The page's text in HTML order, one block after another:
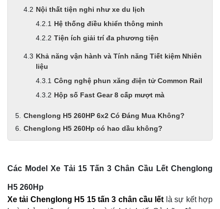
Nội thất tiện nghi như xe du lịch
Hệ thống điều khiển thông minh
Tiện ích giải trí đa phương tiện
Khả năng vận hành và Tính năng Tiết kiệm Nhiên
liệu
Công nghệ phun xăng điện tử Common Rail
Hộp số Fast Gear 8 cấp mượt mà
Chenglong H5 260HP 6x2 Có Đáng Mua Không?
Chenglong H5 260Hp có hao dầu không?
Các Model Xe Tải 15 Tấn 3 Chân Cầu Lết Chenglong
H5 260Hp
Xe tải Chenglong H5 15 tấn 3 chân cầu lết là sự kết hợp